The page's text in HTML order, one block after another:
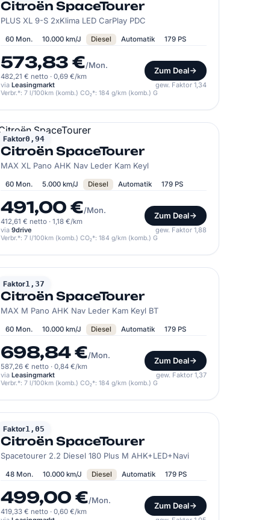
Citroën SpaceTourer
PLUS XL 9-S 2xKlima LED CarPlay PDC
60 Mon. 10.000 km/J Diesel Automatik 179 PS
573,83 €/Mon.
482,21 € netto · 0,69 €/km
Zum Deal
via Leasingmarkt gew. Faktor 1,34
Verbr.*: 7 l/100km (komb.) CO₂*: 184 g/km (komb.) G
Faktor0,94
CITROËN
Citroën SpaceTourer
MAX XL Pano AHK Nav Leder Kam Keyl
60 Mon. 5.000 km/J Diesel Automatik 179 PS
491,00 €/Mon.
412,61 € netto · 1,18 €/km
Zum Deal
via 9drive gew. Faktor 1,88
Verbr.*: 7 l/100km (komb.) CO₂*: 184 g/km (komb.) G
Faktor1,37
CITROËN
Citroën SpaceTourer
MAX M Pano AHK Nav Leder Kam Keyl BT
60 Mon. 10.000 km/J Diesel Automatik 179 PS
698,84 €/Mon.
587,26 € netto · 0,84 €/km
Zum Deal
via Leasingmarkt gew. Faktor 1,37
Verbr.*: 7 l/100km (komb.) CO₂*: 184 g/km (komb.) G
Faktor1,05
CITROËN
Citroën SpaceTourer
Spacetourer 2.2 Diesel 180 Plus M AHK+LED+Navi
48 Mon. 10.000 km/J Diesel Automatik 179 PS
499,00 €/Mon.
419,33 € netto · 0,60 €/km
Zum Deal